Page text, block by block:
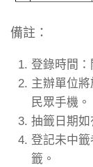
備註：
登錄時間：
主辦單位
民眾手機。
抽籤日期如
登記未中
籤。